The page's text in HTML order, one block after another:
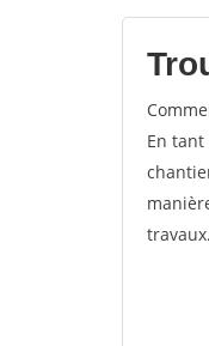
En
travaux.